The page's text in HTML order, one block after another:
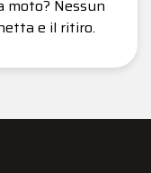
Nessun
e il ritiro.